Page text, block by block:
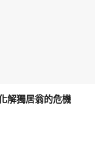
解獨居翁的危機